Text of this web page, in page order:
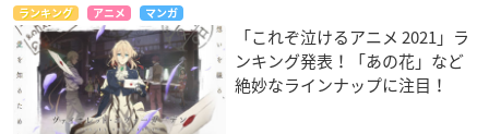
ランキング アニメ マンガ
「これぞ泣けるアニメ 2021」ラ
ンキング発表！「あの花」など
絶妙なラインナップに注目！